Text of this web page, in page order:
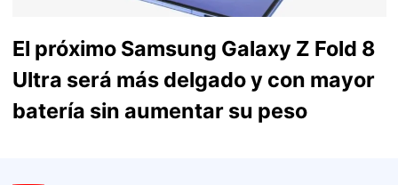
El próximo Samsung Galaxy Z Fold 8
Ultra será más delgado y con mayor
batería sin aumentar su peso